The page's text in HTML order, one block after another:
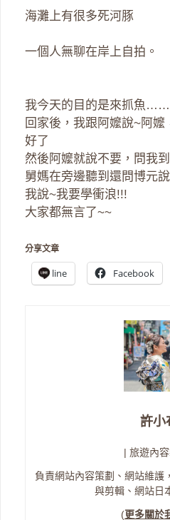
海灘上有很多死河豚
一個人無聊在岸上自拍。
我今天的目的是來抓魚
回家後，我跟阿嬤說~阿
好了
然後阿嬤就說不要，問我
舅媽在旁邊聽到還問博元
我說~我要學衝浪!!!
大家都無言了~~
分享文章
line Facebook
許小
| 旅遊內
負責網站內容策劃、網站維護
與剪輯、網站日
(更多關於